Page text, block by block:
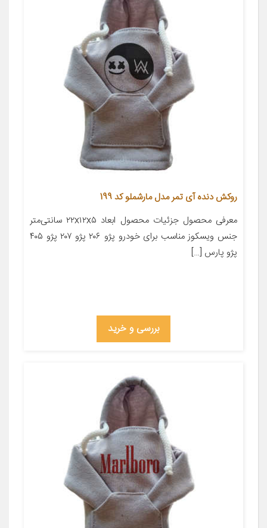
روکش دنده آی تمر مدل مارشملو کد 199
معرفی محصول جزئیات محصول ابعاد ۲۲x۱۲x۵ سانتی‌متر
جنس ویسکوز مناسب برای خودرو پژو ۲۰۶ پژو ۲۰۷ پژو ۴۰۵
پژو پارس […]
بررسی و خرید